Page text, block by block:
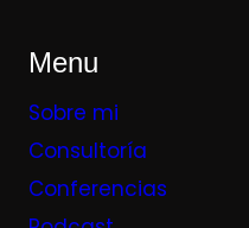
Menu
Sobre mi
Consultoría
Conferencias